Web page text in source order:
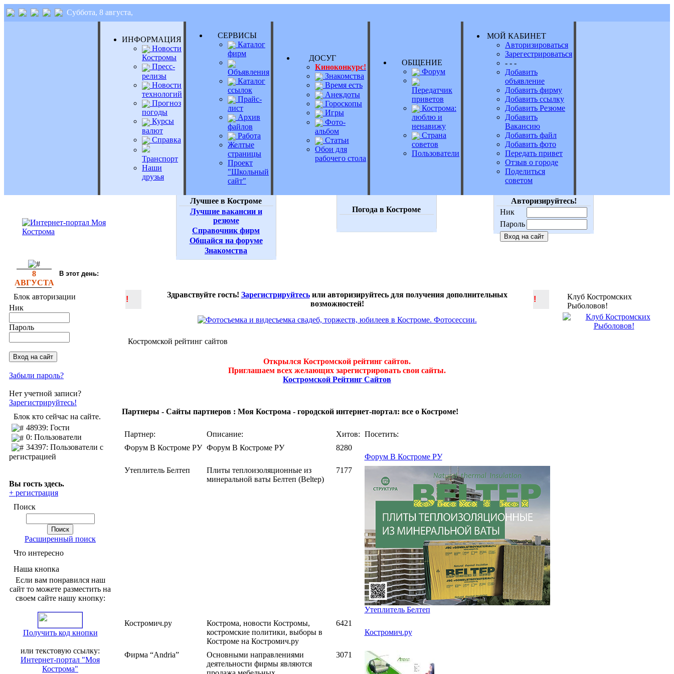
Суббота, 8 августа,
ИНФОРМАЦИЯ
Новости
Костромы
Пресс-
релизы
Новости
технологий
Прогноз
погоды
Курсы
валют
Справка
Транспорт
Наши
друзья
СЕРВИСЫ
Каталог
фирм
Объявления
Каталог
ссылок
Прайс-
лист
Архив
файлов
Работа
Желтые
страницы
Проект
"Школьный
сайт"
ДОСУГ
Киноконкурс!
Знакомства
Время есть
Анекдоты
Гороскопы
Игры
Фото-
альбом
Статьи
Обои для
рабочего стола
ОБЩЕНИЕ
Форум
Передатчик
приветов
Кострома:
люблю и
ненавижу
Страна
советов
Пользователи
МОЙ КАБИНЕТ
Авторизироваться
Зарегестрироваться
- - -
Добавить
объявление
Добавить фирму
Добавить ссылку
Добавить Резюме
Добавить
Вакансию
Добавить файл
Добавить фото
Передать привет
Отзыв о городе
Поделиться
советом
Лучшее в Костроме
Лучшие вакансии и
резюме
Справочник фирм
Общайся на форуме
Знакомства
Погода в Костроме
Авторизируйтесь!
Ник
Пароль
8
АВГУСТА
В этот день:
Блок авторизации
Ник
Пароль
Забыли пароль?
Нет учетной записи?
Зарегистрируйтесь!
Блок кто сейчас на сайте.
48939: Гости
0: Пользователи
34397: Пользователи с
регистрацией
Вы гость здесь.
+ регистрация
Поиск
Расширенный поиск
Что интересно
Наша кнопка
Если вам понравился наш
сайт то можете разместить на
своем сайте нашу кнопку:
Получить код кнопки
или текстовую ссылку:
Интернет-портал "Моя
Кострома"
!
Здравствуйте гость! Зарегистрируйтесьили авторизируйтесь для получения дополнительных
возможностей!
!
Костромской рейтинг сайтов
Открылся Костромской рейтинг сайтов.
Приглашаем всех желающих зарегистрировать свои сайты.
Костромской Рейтинг Сайтов
Партнеры - Сайты партнеров : Моя Кострома - городской интернет-портал: все о Костроме!
Партнер: Описание: Хитов: Посетить:
Форум В Костроме РУ Форум В Костроме РУ
8280
Форум В Костроме РУ
Утеплитель Белтеп
Плиты теплоизоляционные из
минеральной ваты Белтеп (Beltep)
7177
Утеплитель Белтеп
Костромич.ру
Кострома, новости Костромы,
костромские политики, выборы в
Костроме на Костромич.ру
6421
Костромич.ру
Фирма “Andria”
Основными направлениями
деятельности фирмы являются
3071
Клуб Костромских
Рыболовов!